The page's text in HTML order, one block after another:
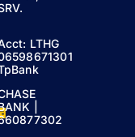
LTHG
|